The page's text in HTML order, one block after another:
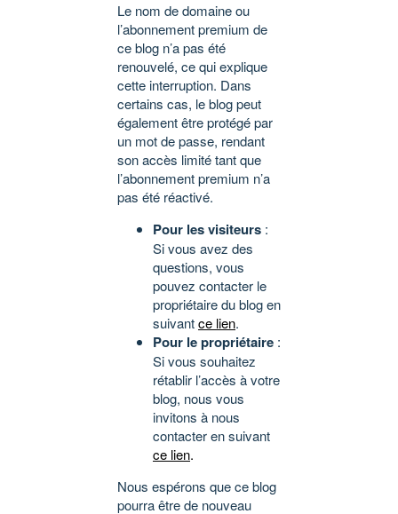
Le nom de domaine ou
l’abonnement premium de
ce blog n’a pas été
renouvelé, ce qui explique
cette interruption. Dans
certains cas, le blog peut
également être protégé par
un mot de passe, rendant
son accès limité tant que
l’abonnement premium n’a
pas été réactivé.
Pour les visiteurs :
Si vous avez des
questions, vous
pouvez contacter le
propriétaire du blog en
suivantce lien.
Pour le propriétaire :
Si vous souhaitez
rétablir l’accès à votre
blog, nous vous
invitons à nous
contacter en suivant
ce lien.
Nous espérons que ce blog
pourra être de nouveau